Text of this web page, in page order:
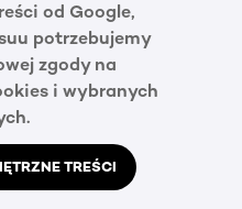
od Google,
potrzebujemy
zgody na
i wybranych
TREŚCI